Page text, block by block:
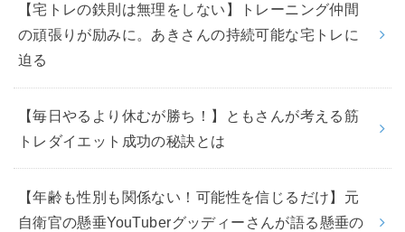
【宅トレの鉄則は無理をしない】トレーニング仲間
の頑張りが励みに。あきさんの持続可能な宅トレに
迫る
【毎日やるより休むが勝ち！】ともさんが考える筋
トレダイエット成功の秘訣とは
【年齢も性別も関係ない！可能性を信じるだけ】元
自衛官の懸垂YouTuberグッディーさんが語る懸垂の